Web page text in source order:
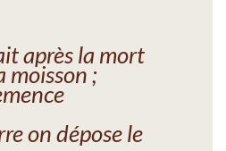
après la mort
moisson ;
on dépose le